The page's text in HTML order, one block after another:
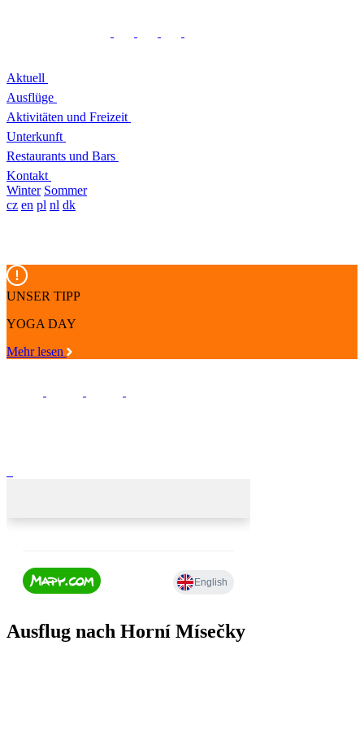
Aktuell
Ausflüge
Aktivitäten und Freizeit
Unterkunft
Restaurants und Bars
Kontakt
Winter Sommer
cz en pl nl dk
UNSER TIPP
YOGA DAY
Mehr lesen
Ausflug nach Horní Mísečky